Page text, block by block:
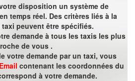
disposition un système de
temps réel. Des critères liés à la
peuvent être spécifiés.
demande à tous les taxis les plus
de vous .
votre demande par un taxi, vous
Email contenant les coordonnées du
à votre demande.